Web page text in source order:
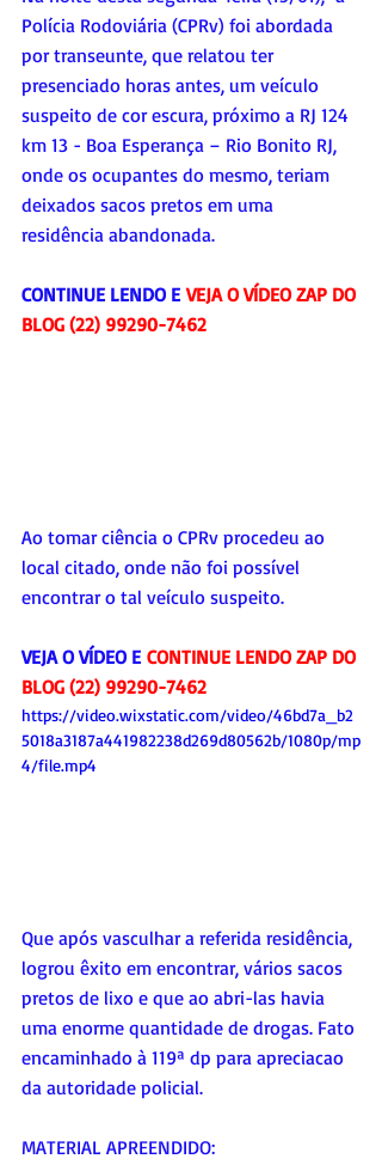
Polícia Rodoviária (CPRv) foi abordada
por transeunte, que relatou ter
presenciado horas antes, um veículo
suspeito de cor escura, próximo a RJ 124
km 13 - Boa Esperança – Rio Bonito RJ,
onde os ocupantes do mesmo, teriam
deixados sacos pretos em uma
residência abandonada.
CONTINUE LENDO E VEJA O VÍDEO ZAP DO
BLOG (22) 99290-7462
Ao tomar ciência o CPRv procedeu ao
local citado, onde não foi possível
encontrar o tal veículo suspeito.
VEJA O VÍDEO E CONTINUE LENDO ZAP DO
BLOG (22) 99290-7462
https://video.wixstatic.com/video/46bd7a_b2
5018a3187a441982238d269d80562b/1080p/mp
4/file.mp4
Que após vasculhar a referida residência,
logrou êxito em encontrar, vários sacos
pretos de lixo e que ao abri-las havia
uma enorme quantidade de drogas. Fato
encaminhado à 119ª dp para apreciacao
da autoridade policial.
MATERIAL APREENDIDO: